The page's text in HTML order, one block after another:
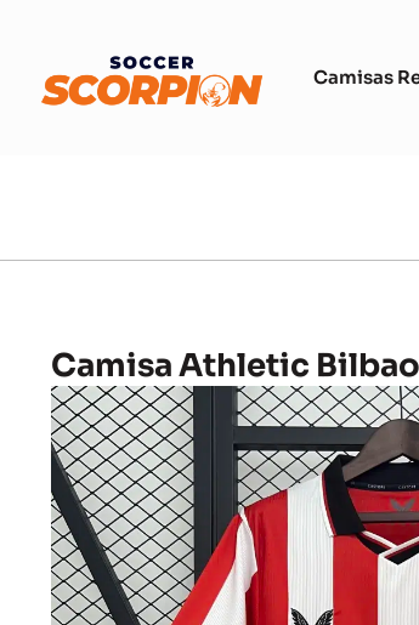
Camisas
Camisa Athletic